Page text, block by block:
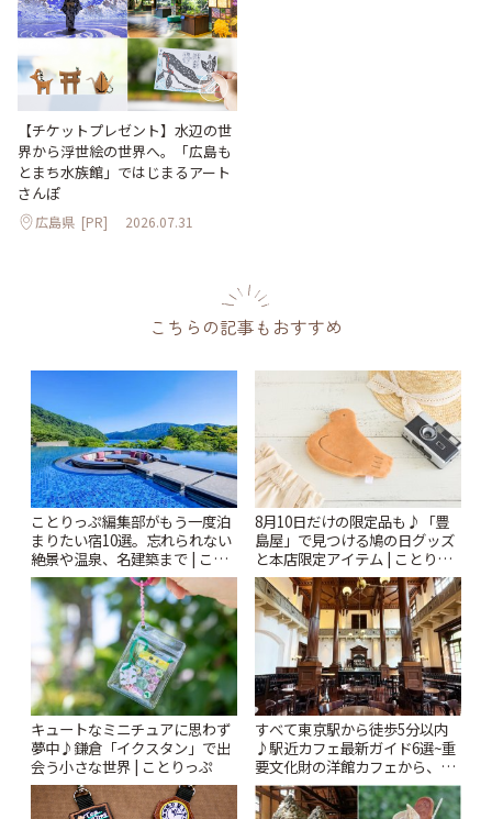
【チケットプレゼント】水辺の世
界から浮世絵の世界へ。「広島も
とまち水族館」ではじまるアート
さんぽ
広島県 [PR] 2026.07.31
こちらの記事もおすすめ
ことりっぷ編集部がもう一度泊
まりたい宿10選。忘れられない
絶景や温泉、名建築まで | こと
りっぷ
8月10日だけの限定品も♪「豊
島屋」で見つける鳩の日グッズ
と本店限定アイテム | ことりっ
ぷ
キュートなミニチュアに思わず
夢中♪鎌倉「イクスタン」で出
会う小さな世界 | ことりっぷ
すべて東京駅から徒歩5分以内
♪駅近カフェ最新ガイド6選~重
要文化財の洋館カフェから、改
札すぐのレトロ喫茶まで~ | こと
りっぷ